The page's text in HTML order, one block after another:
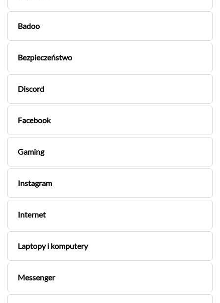
Badoo
Bezpieczeństwo
Discord
Facebook
Gaming
Instagram
Internet
Laptopy i komputery
Messenger